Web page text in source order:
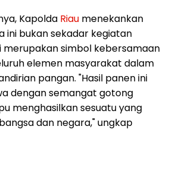
Kapolda Riau menekankan
ini bukan sekadar kegiatan
simbol kebersamaan
elemen masyarakat dalam
pangan. "Hasil panen ini
dengan semangat gotong
menghasilkan sesuatu yang
dan negara," ungkap